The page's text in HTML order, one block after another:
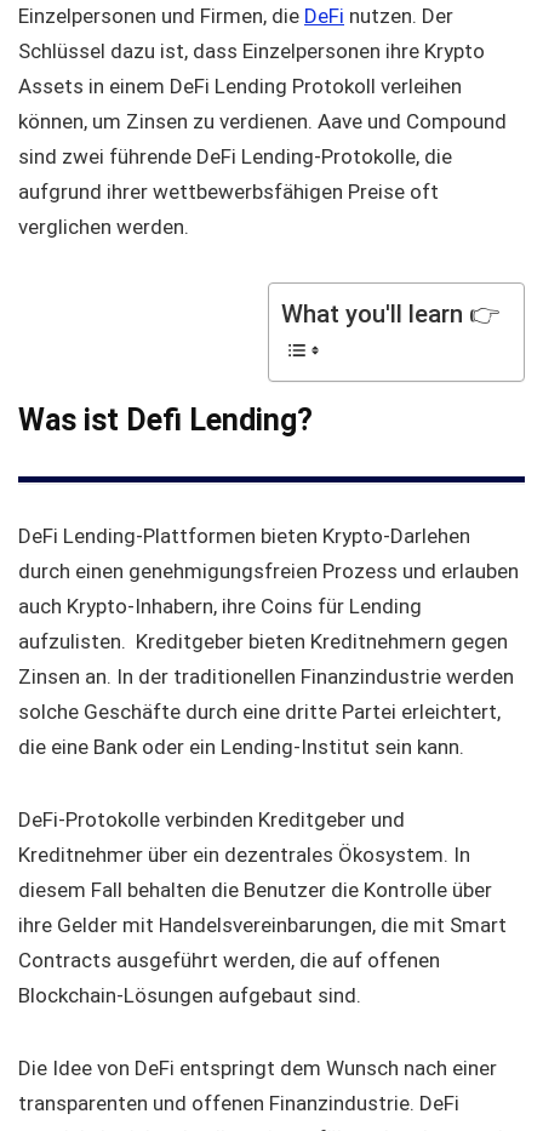
Einzelpersonen und Firmen, die DeFi nutzen. Der
Schlüssel dazu ist, dass Einzelpersonen ihre Krypto
Assets in einem DeFi Lending Protokoll verleihen
können, um Zinsen zu verdienen. Aave und Compound
sind zwei führende DeFi Lending-Protokolle, die
aufgrund ihrer wettbewerbsfähigen Preise oft
verglichen werden.
What you'll learn 👉
Was ist Defi Lending?
DeFi Lending-Plattformen bieten Krypto-Darlehen
durch einen genehmigungsfreien Prozess und erlauben
auch Krypto-Inhabern, ihre Coins für Lending
aufzulisten. Kreditgeber bieten Kreditnehmern gegen
Zinsen an. In der traditionellen Finanzindustrie werden
solche Geschäfte durch eine dritte Partei erleichtert,
die eine Bank oder ein Lending-Institut sein kann.
DeFi-Protokolle verbinden Kreditgeber und
Kreditnehmer über ein dezentrales Ökosystem. In
diesem Fall behalten die Benutzer die Kontrolle über
ihre Gelder mit Handelsvereinbarungen, die mit Smart
Contracts ausgeführt werden, die auf offenen
Blockchain-Lösungen aufgebaut sind.
Die Idee von DeFi entspringt dem Wunsch nach einer
transparenten und offenen Finanzindustrie. DeFi